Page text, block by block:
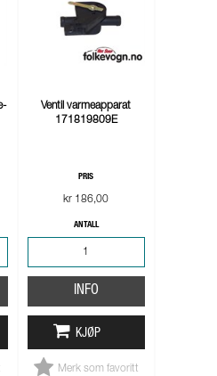
Ventil varmeapparat
171819809E
PRIS
kr 186,00
ANTALL
INFO
KJØP
Merk som favoritt